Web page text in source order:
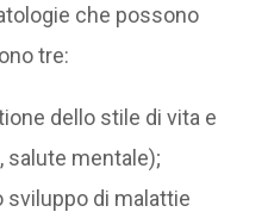
che possono
tre:
dello stile di vita e
salute mentale);
sviluppo di malattie